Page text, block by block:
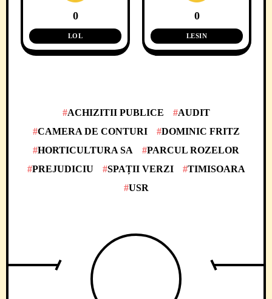
0
LOL
0
LESIN
ACHIZITII PUBLICE
AUDIT
CAMERA DE CONTURI
DOMINIC FRITZ
HORTICULTURA SA
PARCUL ROZELOR
PREJUDICIU
SPAȚII VERZI
TIMISOARA
USR